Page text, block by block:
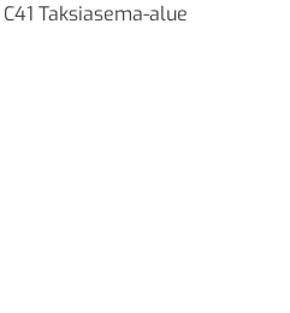
Taksiasema-alue